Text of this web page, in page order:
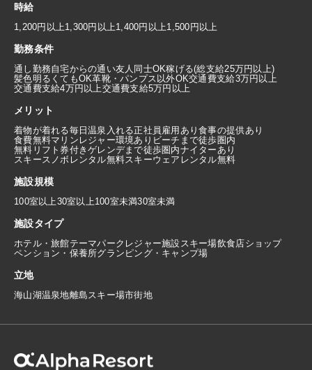
時給
1,200円以上1,300円以上1,400円以上1,500円以上
勤務条件
通し勤務自宅からの通い友人同士OK稼げる(総支給25万円以上)
髪色明るくてもOK革靴・パンプス以外OK交通費支給3万円以上
交通費支給4万円以上交通費支給5万円以上
メリット
着物が着れる毎日温泉入れる正社員雇用あり食事の提供あり
食費無料マリンレジャー環境あり ビーチまで徒歩圏内
無料リフト券付きゲレンデまで徒歩圏内ナイターあり
スキースノボレンタル無料スキーウェアレンタル無料
施設規模
100室以上30室以上100室未満30室未満
施設タイプ
ホテル・旅館テーマパーク レジャー施設 スキー場飲食店ショップ
ペンション・保養所グランピング・キャンプ場
立地
海山湖温泉地離島 スキー場市街地